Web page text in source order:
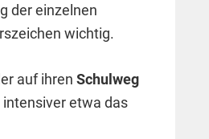
der einzelnen
wichtig.
auf ihren Schulweg
intensiver etwa das